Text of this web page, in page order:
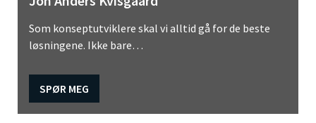
Som konseptutviklere skal vi alltid gå for de beste
løsningene. Ikke bare…
SPØR MEG